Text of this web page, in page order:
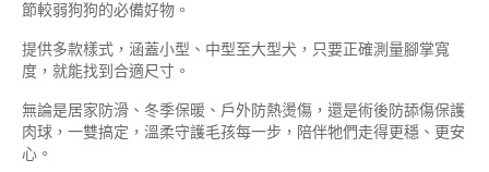
節較弱狗狗的必備好物。
提供多款樣式，涵蓋小型、中型至大型犬，只要正確測量腳掌寬
度，就能找到合適尺寸。
無論是居家防滑、冬季保暖、戶外防熱燙傷，還是術後防舔傷保護
肉球，一雙搞定，溫柔守護毛孩每一步，陪伴牠們走得更穩、更安
心。